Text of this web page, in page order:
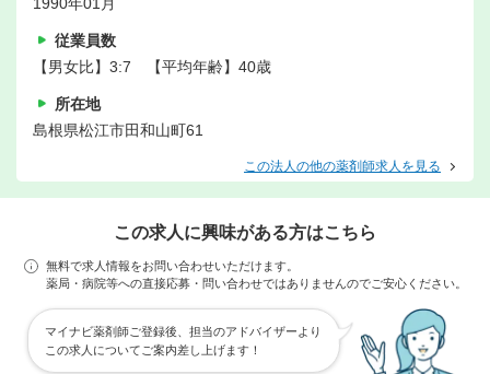
1990年01月
従業員数
【男女比】3:7 【平均年齢】40歳
所在地
島根県松江市田和山町61
この法人の他の薬剤師求人を見る
この求人に興味がある方はこちら
無料で求人情報をお問い合わせいただけます。
薬局・病院等への直接応募・問い合わせではありませんのでご安心ください。
マイナビ薬剤師ご登録後、担当のアドバイザーより
この求人についてご案内差し上げます！